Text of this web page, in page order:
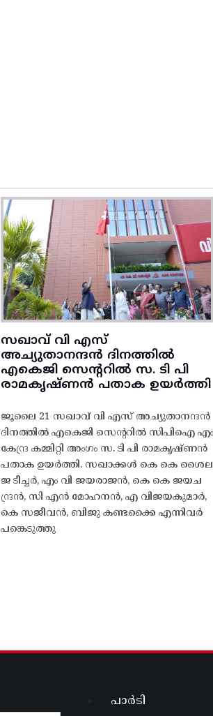
സഖാവ് വി എസ്
അച്യുതാനന്ദൻ ദിനത്തിൽ
എകെജി സെന്ററിൽ സ. ടി പി
രാമകൃഷ്‌ണൻ പതാക ഉയർത്തി
ജൂലൈ 21 സഖാവ് വി എസ് അച്യുതാനന്ദൻ
ദിനത്തിൽ എകെജി സെന്ററിൽ സിപിഐ എം
കേന്ദ്ര കമ്മിറ്റി അംഗം സ. ടി പി രാമകൃഷ്‌ണൻ
പതാക ഉയർത്തി. സഖാക്കൾ കെ കെ ശൈല
ജ ടീച്ചർ, എം വി ജയരാജൻ, കെ കെ ജയച
ന്ദ്രൻ, സി എൻ മോഹനൻ, എ വിജയകുമാർ,
കെ സജീവൻ, ബിജു കണ്ടക്കൈ എന്നിവർ
പങ്കെടുത്തു
പാർടി